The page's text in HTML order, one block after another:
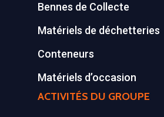
Bennes de Collecte
Matériels de déchetteries
Conteneurs
Matériels d’occasion
ACTIVITÉS DU GROUPE